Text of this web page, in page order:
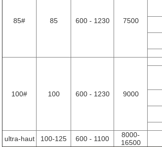
85# 85 600 - 1230 7500
100# 100 600 - 1230 9000
ultra-haut
100-125 600 - 1100
8000-
16500